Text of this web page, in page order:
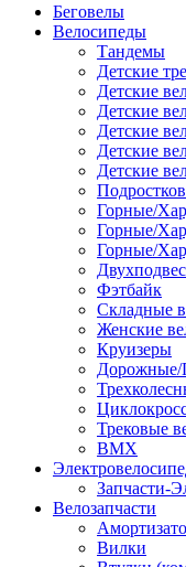
Беговелы
Велосипеды
Тандемы
Детские
Детские
Детские
Детские
Детские
Детские
Горные/
Горные/
Горные/
Фэтбайк
Складные
Женские
Круизеры
Дорожные/
Трековые
BMX
Запчасти-
Велозапчасти
Вилки